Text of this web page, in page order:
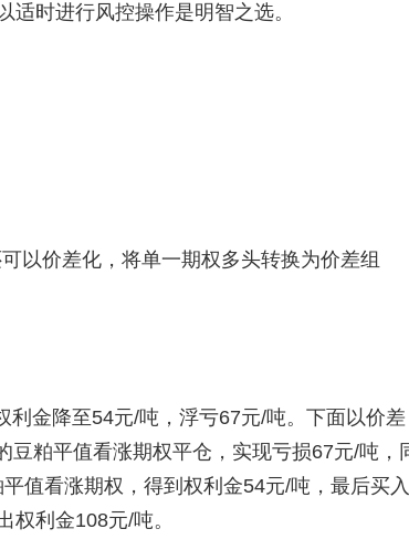
时进行风控操作是明智之选。
以价差化，将单一期权多头转换为价差组
金降至54元/吨，浮亏67元/吨。下面以价差
粕平值看涨期权平仓，实现亏损67元/吨，
值看涨期权，得到权利金54元/吨，最后买入
利金108元/吨。